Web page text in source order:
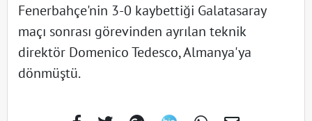
Fenerbahçe'nin 3-0 kaybettiği Galatasaray
maçı sonrası görevinden ayrılan teknik
direktör Domenico Tedesco, Almanya'ya
dönmüştü.